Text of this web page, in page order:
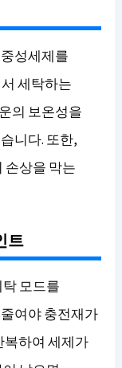
성세제를
세탁하는
의 보온성을
니다. 또한,
손상을 막는
트
모드를
여야 충전재가
복하여 세제가